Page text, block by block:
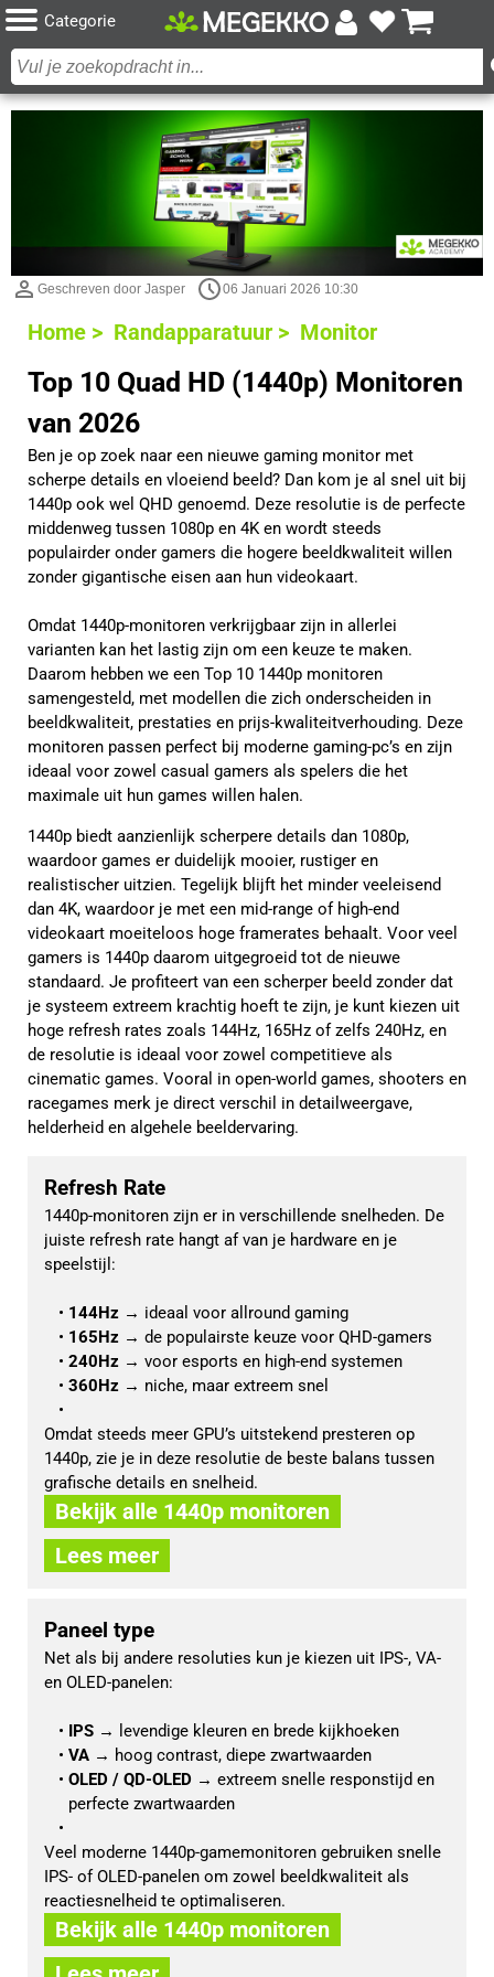
Categorie
Geschreven door Jasper 06 Januari 2026 10:30
Home > Randapparatuur > Monitor
Top 10 Quad HD (1440p) Monitoren
van 2026
Ben je op zoek naar een nieuwe gaming monitor met
scherpe details en vloeiend beeld? Dan kom je al snel uit bij
1440p ook wel QHD genoemd. Deze resolutie is de perfecte
middenweg tussen 1080p en 4K en wordt steeds
populairder onder gamers die hogere beeldkwaliteit willen
zonder gigantische eisen aan hun videokaart.
Omdat 1440p-monitoren verkrijgbaar zijn in allerlei
varianten kan het lastig zijn om een keuze te maken.
Daarom hebben we een Top 10 1440p monitoren
samengesteld, met modellen die zich onderscheiden in
beeldkwaliteit, prestaties en prijs-kwaliteitverhouding. Deze
monitoren passen perfect bij moderne gaming-pc’s en zijn
ideaal voor zowel casual gamers als spelers die het
maximale uit hun games willen halen.
1440p biedt aanzienlijk scherpere details dan 1080p,
waardoor games er duidelijk mooier, rustiger en
realistischer uitzien. Tegelijk blijft het minder veeleisend
dan 4K, waardoor je met een mid-range of high-end
videokaart moeiteloos hoge framerates behaalt. Voor veel
gamers is 1440p daarom uitgegroeid tot de nieuwe
standaard. Je profiteert van een scherper beeld zonder dat
je systeem extreem krachtig hoeft te zijn, je kunt kiezen uit
hoge refresh rates zoals 144Hz, 165Hz of zelfs 240Hz, en
de resolutie is ideaal voor zowel competitieve als
cinematic games. Vooral in open-world games, shooters en
racegames merk je direct verschil in detailweergave,
helderheid en algehele beeldervaring.
Refresh Rate
1440p-monitoren zijn er in verschillende snelheden. De
juiste refresh rate hangt af van je hardware en je
speelstijl:
144Hz → ideaal voor allround gaming
165Hz → de populairste keuze voor QHD-gamers
240Hz → voor esports en high-end systemen
360Hz → niche, maar extreem snel
Omdat steeds meer GPU’s uitstekend presteren op
1440p, zie je in deze resolutie de beste balans tussen
grafische details en snelheid.
Bekijk alle 1440p monitoren
Lees meer
Paneel type
Net als bij andere resoluties kun je kiezen uit IPS-, VA-
en OLED-panelen:
IPS → levendige kleuren en brede kijkhoeken
VA → hoog contrast, diepe zwartwaarden
OLED / QD-OLED → extreem snelle responstijd en
perfecte zwartwaarden
Veel moderne 1440p-gamemonitoren gebruiken snelle
IPS- of OLED-panelen om zowel beeldkwaliteit als
reactiesnelheid te optimaliseren.
Bekijk alle 1440p monitoren